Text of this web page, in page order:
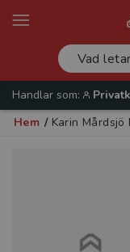
Handlar som:
Hem / Karin Mårdsjö